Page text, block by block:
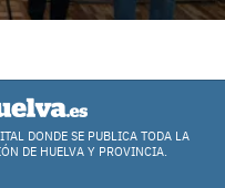
DONDE SE PUBLICA TODA LA
DE HUELVA Y PROVINCIA.